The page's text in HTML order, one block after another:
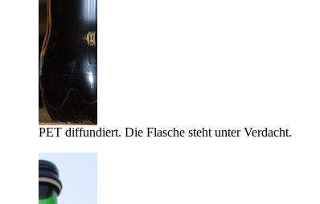
PET diffundiert. Die Flasche steht unter Verdacht.